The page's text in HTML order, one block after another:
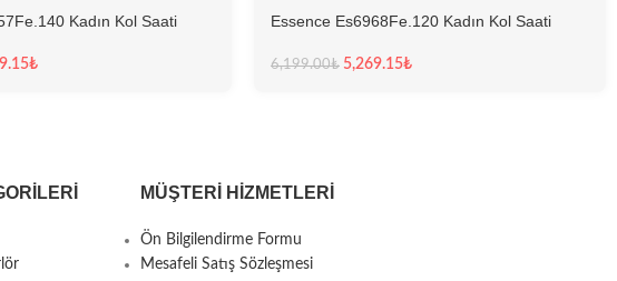
Kadın Kol Saati
₺
Essence Es6968Fe.120 Kadın Kol Saati
6,199.00₺ 5,269.15₺
MÜŞTERI HIZMETLERI
Ön Bilgilendirme Formu
Mesafeli Satış Sözleşmesi